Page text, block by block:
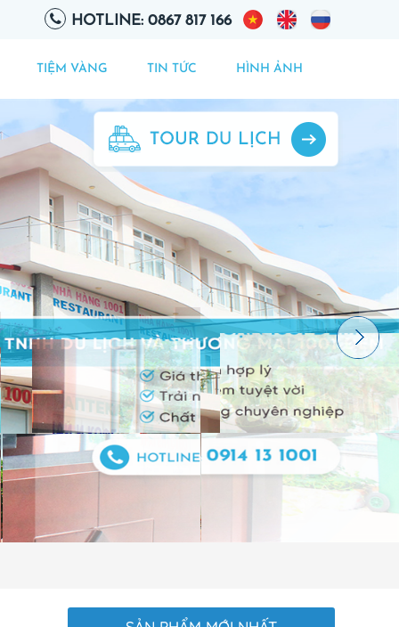
HOTLINE: 0867 817 166
TIỆM VÀNG TIN TỨC HÌNH ẢNH